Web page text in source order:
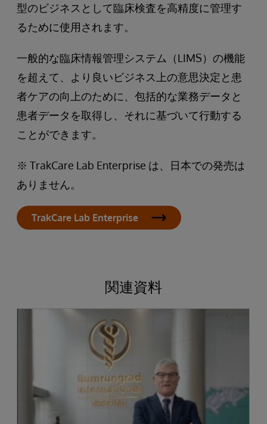
型のビジネスとして臨床検査を高精度に管理す
るために使用されます。
一般的な臨床情報管理システム（LIMS）の機能
を超えて、より良いビジネス上の意思決定と患
者ケアの向上のために、包括的な業務データと
患者データを取得し、それに基づいて行動する
ことができます。
※ TrakCare Lab Enterprise は、日本での発売は
ありません。
TrakCare Lab Enterprise
関連資料